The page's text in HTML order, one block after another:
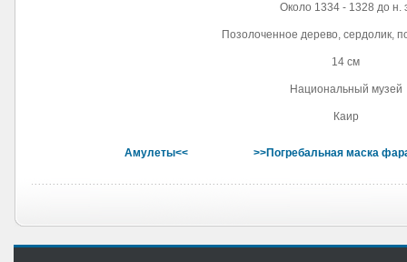
Около 1334 - 1328 до н.
Позолоченное дерево, сердолик,
14 см
Национальный музей
Каир
Амулеты<< >>Погребальная маска